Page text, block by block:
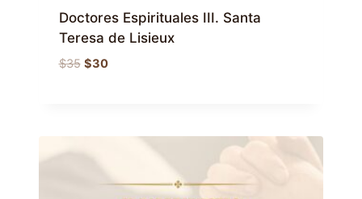
Doctores Espirituales III. Santa
Teresa de Lisieux
$35 El
$35.
$30El